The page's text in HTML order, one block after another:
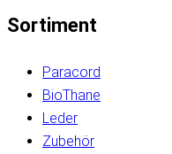
Sortiment
Paracord
BioThane
Leder
Zubehör